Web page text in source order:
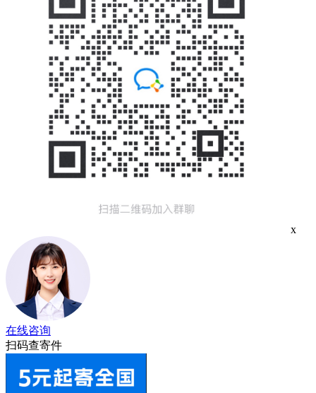
x
在线咨询
扫码查寄件